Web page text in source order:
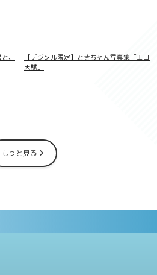
、
【デジタル限定】ときちゃん写真集「エロ
天賦」
もっと見る